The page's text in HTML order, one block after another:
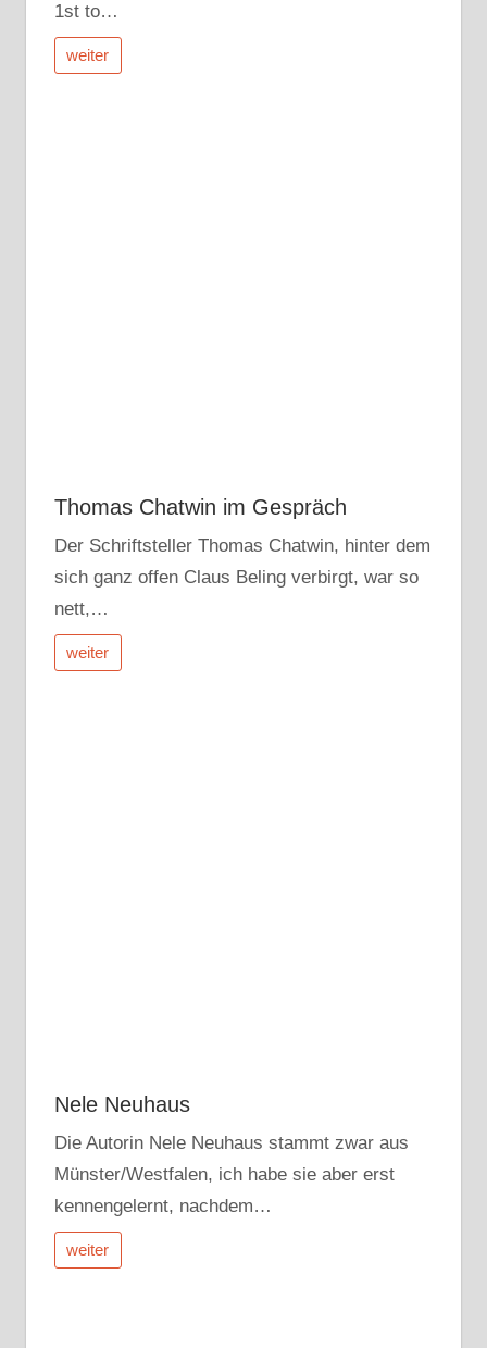
1st to…
weiter
Thomas Chatwin im Gespräch
Der Schriftsteller Thomas Chatwin, hinter dem
sich ganz offen Claus Beling verbirgt, war so
nett,…
weiter
Nele Neuhaus
Die Autorin Nele Neuhaus stammt zwar aus
Münster/Westfalen, ich habe sie aber erst
kennengelernt, nachdem…
weiter